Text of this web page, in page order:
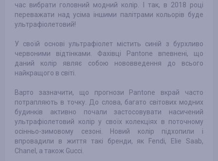
час вибрати головний модний колір. І так, в 2018 році
переважати над усіма іншими палітрами кольорів буде
ультрафіолетовий!
У своїй основі ультрафіолет містить синій з бурхливо
червоними відтінками. Фахівці Pantone впевнені, що
даний колір являє собою нововведення до всього
найкращого в світі.
Варто зазначити, що прогнози Pantone вкрай часто
потрапляють в точку. До слова, багато світових модних
будинків активно почали застосовувати насичений
ультрафіолетовий колір у своїх колекціях в поточному
осінньо-зимовому сезоні. Новий колір підхопили і
впровадили в життя такі бренди, як Fendi, Elie Saab,
Chanel, а також Gucci.